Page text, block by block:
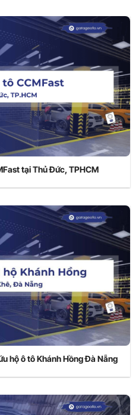
tại Thủ Đức, TPHCM
hộ ô tô Khánh Hồng Đà Nẵng